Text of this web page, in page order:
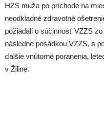
HZS muža po príchode na
neodkladné zdravotné
požiadali o súčinnosť VZZS
následne posádkou VZZS, s
ďalšie vnútorné poranenia,
v Žiline.